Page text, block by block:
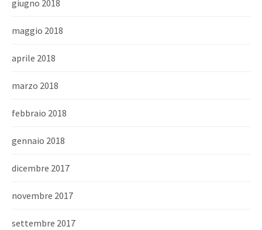
giugno 2018
maggio 2018
aprile 2018
marzo 2018
febbraio 2018
gennaio 2018
dicembre 2017
novembre 2017
settembre 2017